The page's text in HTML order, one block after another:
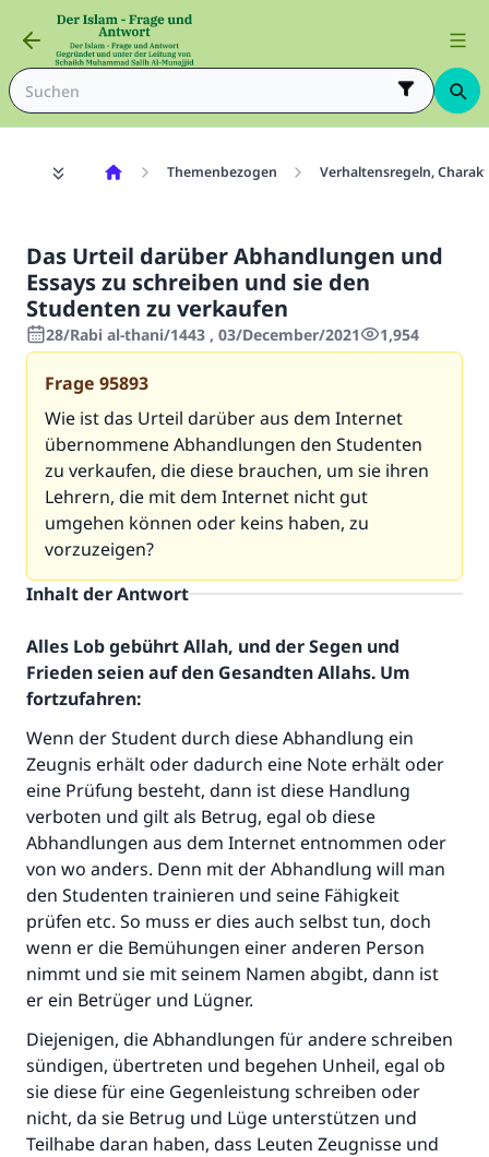
Themenbezogen Verhaltensregeln,
Das Urteil darüber Abhandlungen und
Essays zu schreiben und sie den
Studenten zu verkaufen
28/Rabi al-thani/1443 , 03/December/2021 1,954
Frage 95893
Wie ist das Urteil darüber aus dem Internet
übernommene Abhandlungen den Studenten
zu verkaufen, die diese brauchen, um sie ihren
Lehrern, die mit dem Internet nicht gut
umgehen können oder keins haben, zu
vorzuzeigen?
Inhalt der Antwort
Alles Lob gebührt Allah, und der Segen und
Frieden seien auf den Gesandten Allahs. Um
fortzufahren:
Wenn der Student durch diese Abhandlung ein
Zeugnis erhält oder dadurch eine Note erhält oder
eine Prüfung besteht, dann ist diese Handlung
verboten und gilt als Betrug, egal ob diese
Abhandlungen aus dem Internet entnommen oder
von wo anders. Denn mit der Abhandlung will man
den Studenten trainieren und seine Fähigkeit
prüfen etc. So muss er dies auch selbst tun, doch
wenn er die Bemühungen einer anderen Person
nimmt und sie mit seinem Namen abgibt, dann ist
er ein Betrüger und Lügner.
Diejenigen, die Abhandlungen für andere schreiben
sündigen, übertreten und begehen Unheil, egal ob
sie diese für eine Gegenleistung schreiben oder
nicht, da sie Betrug und Lüge unterstützen und
Teilhabe daran haben, dass Leuten Zeugnisse und